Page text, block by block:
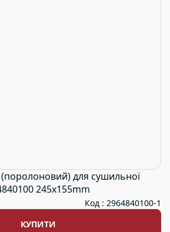
для сушильної
245x155mm
Код : 2964840100-1
КУПИТИ